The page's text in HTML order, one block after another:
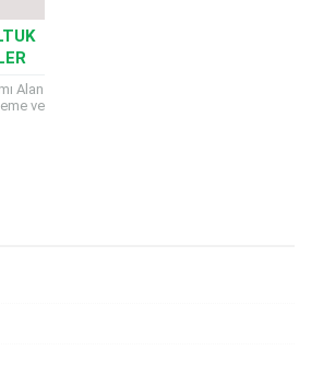
Alan
ve